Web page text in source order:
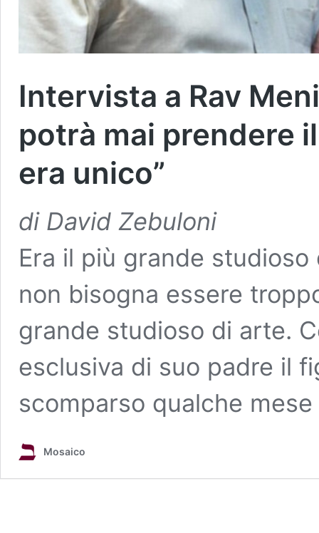
Intervista a Rav
potrà mai prendere
era unico”
di David Zebuloni
Era il più grande
non bisogna essere
grande studioso di arte.
esclusiva di suo padre il
scomparso qualche mese
Mosaico